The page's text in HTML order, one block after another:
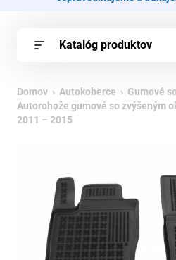
Katalóg produktov
Domov › Autokoberce › Gumové
Autorohože gumové so zvýšeným
2011 – 2015